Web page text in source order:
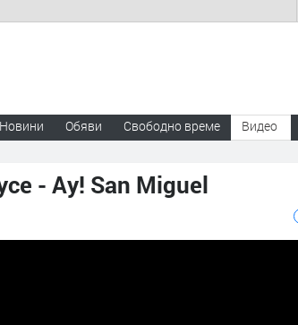
Новини Обяви Свободно време Видео
- Ay! San Miguel